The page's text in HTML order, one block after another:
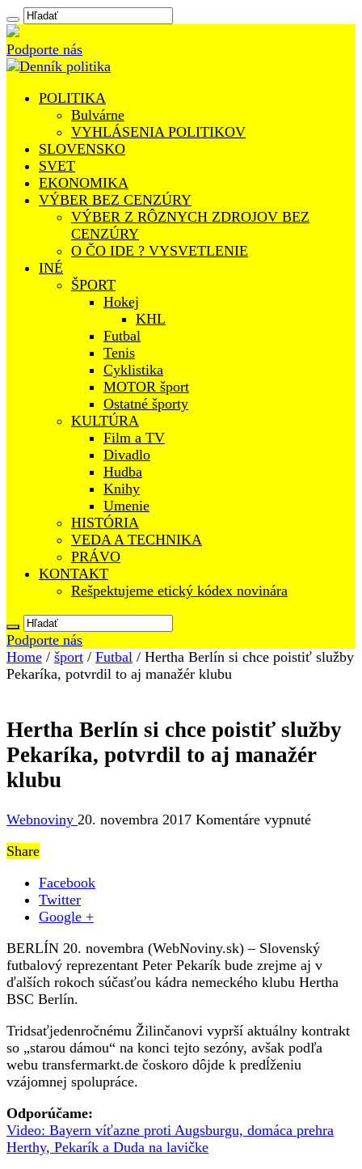
Podporte nás
POLITIKA
Bulvárne
VYHLÁSENIA POLITIKOV
SLOVENSKO
SVET
EKONOMIKA
VÝBER BEZ CENZÚRY
VÝBER Z RÔZNYCH ZDROJOV BEZ
CENZÚRY
O ČO IDE ? VYSVETLENIE
INÉ
ŠPORT
Hokej
KHL
Futbal
Tenis
Cyklistika
MOTOR šport
Ostatné športy
KULTÚRA
Film a TV
Divadlo
Hudba
Knihy
Umenie
HISTÓRIA
VEDA A TECHNIKA
PRÁVO
KONTAKT
Rešpektujeme etický kódex novinára
Podporte nás
Home / šport / Futbal / Hertha Berlín si chce poistiť služby
Pekaríka, potvrdil to aj manažér klubu
Hertha Berlín si chce poistiť služby
Pekaríka, potvrdil to aj manažér
klubu
Webnoviny 20. novembra 2017 Komentáre vypnuténa
potvrdil
to
aj
klubu
Share
Facebook
Twitter
Google +
BERLÍN 20. novembra (WebNoviny.sk) – Slovenský
futbalový reprezentant Peter Pekarík bude zrejme aj v
ďalších rokoch súčasťou kádra nemeckého klubu Hertha
BSC Berlín.
Tridsaťjedenročnému Žilinčanovi vyprší aktuálny kontrakt
so „starou dámou“ na konci tejto sezóny, avšak podľa
webu transfermarkt.de čoskoro dôjde k predĺženiu
vzájomnej spolupráce.
Odporúčame:
Video: Bayern víťazne proti Augsburgu, domáca prehra
Herthy, Pekarík a Duda na lavičke